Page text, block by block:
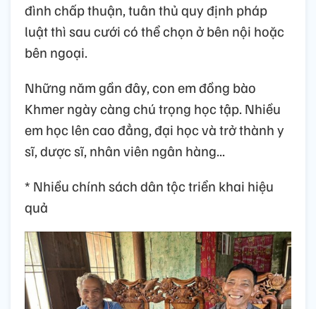
đình chấp thuận, tuân thủ quy định pháp
luật thì sau cưới có thể chọn ở bên nội hoặc
bên ngoại.
Những năm gần đây, con em đồng bào
Khmer ngày càng chú trọng học tập. Nhiều
em học lên cao đẳng, đại học và trở thành y
sĩ, dược sĩ, nhân viên ngân hàng...
* Nhiều chính sách dân tộc triển khai hiệu
quả